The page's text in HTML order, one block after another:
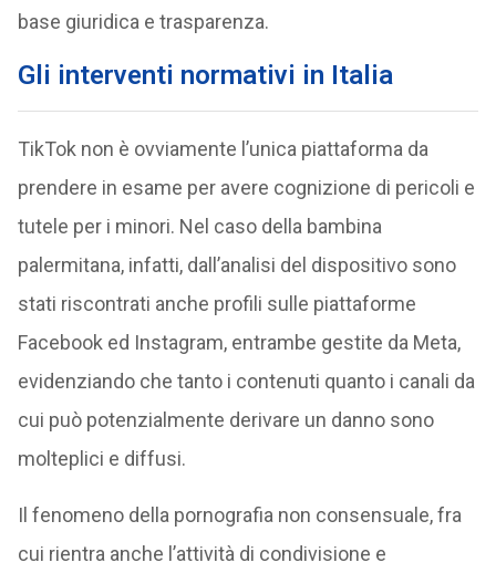
base giuridica e trasparenza.
Gli interventi normativi in Italia
TikTok non è ovviamente l’unica piattaforma da
prendere in esame per avere cognizione di pericoli e
tutele per i minori. Nel caso della bambina
palermitana, infatti, dall’analisi del dispositivo sono
stati riscontrati anche profili sulle piattaforme
Facebook ed Instagram, entrambe gestite da Meta,
evidenziando che tanto i contenuti quanto i canali da
cui può potenzialmente derivare un danno sono
molteplici e diffusi.
Il fenomeno della pornografia non consensuale, fra
cui rientra anche l’attività di condivisione e